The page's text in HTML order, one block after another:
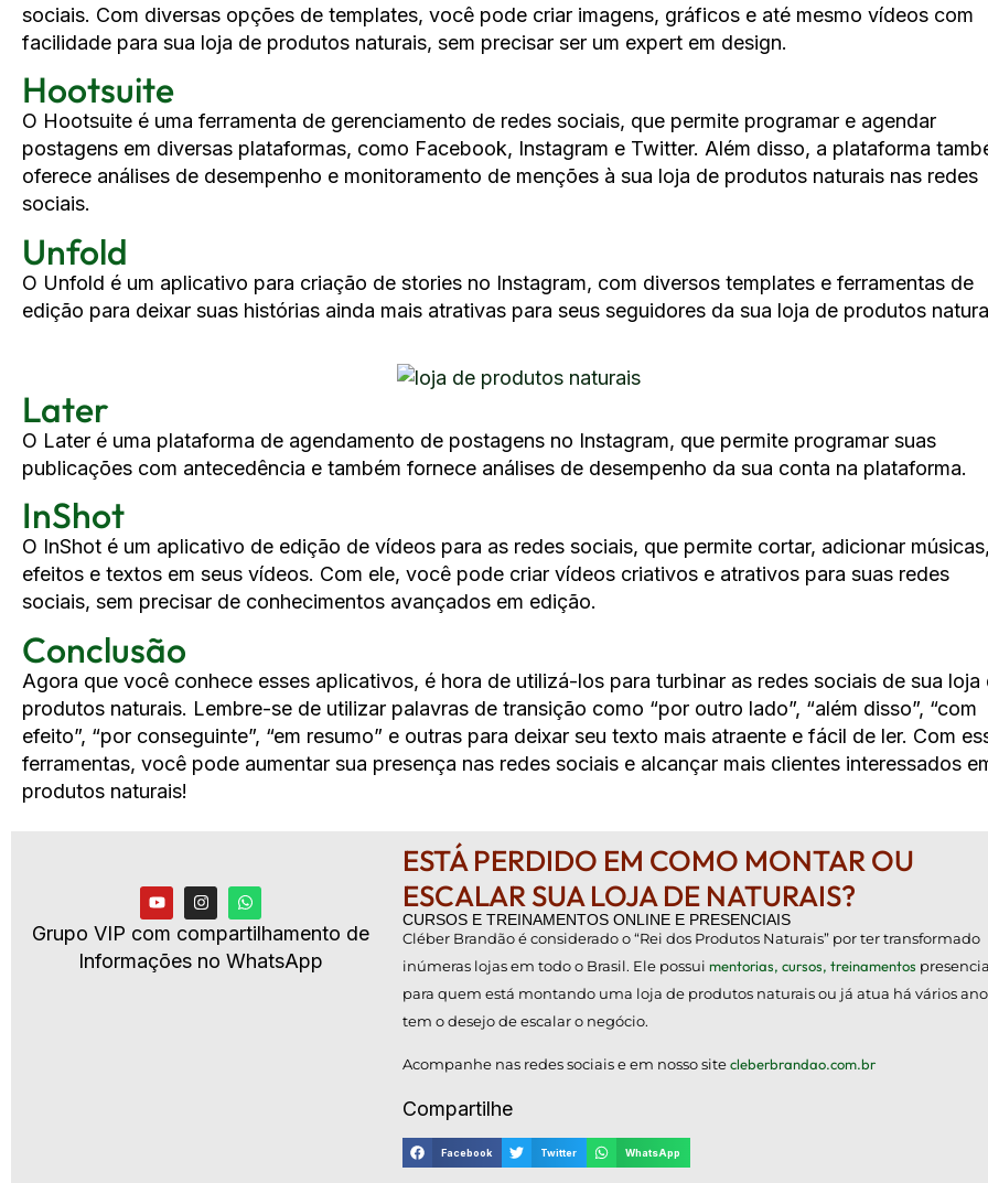
sociais. Com diversas opções de templates, você pode criar imagens, gráficos e até mesmo vídeos com
facilidade para sua loja de produtos naturais, sem precisar ser um expert em design.
Hootsuite
O Hootsuite é uma ferramenta de gerenciamento de redes sociais, que permite programar e agendar
postagens em diversas plataformas, como Facebook, Instagram e Twitter. Além disso, a plataforma
oferece análises de desempenho e monitoramento de menções à sua loja de produtos naturais nas redes
sociais.
Unfold
O Unfold é um aplicativo para criação de stories no Instagram, com diversos templates e ferramentas de
edição para deixar suas histórias ainda mais atrativas para seus seguidores da sua loja de produtos
Later
O Later é uma plataforma de agendamento de postagens no Instagram, que permite programar suas
publicações com antecedência e também fornece análises de desempenho da sua conta na plataforma.
InShot
O InShot é um aplicativo de edição de vídeos para as redes sociais, que permite cortar, adicionar músicas,
efeitos e textos em seus vídeos. Com ele, você pode criar vídeos criativos e atrativos para suas redes
sociais, sem precisar de conhecimentos avançados em edição.
Conclusão
Agora que você conhece esses aplicativos, é hora de utilizá-los para turbinar as redes sociais de sua loja
produtos naturais. Lembre-se de utilizar palavras de transição como “por outro lado”, “além disso”, “com
efeito”, “por conseguinte”, “em resumo” e outras para deixar seu texto mais atraente e fácil de ler. Com
ferramentas, você pode aumentar sua presença nas redes sociais e alcançar mais clientes interessados
produtos naturais!
Grupo VIP com compartilhamento de
Informações no WhatsApp
ESTÁ PERDIDO EM COMO MONTAR OU
ESCALAR SUA LOJA DE NATURAIS?
CURSOS E TREINAMENTOS ONLINE E PRESENCIAIS
Cléber Brandão é considerado o “Rei dos Produtos Naturais” por ter transformado
inúmeras lojas em todo o Brasil. Ele possui mentorias, cursos, treinamentos
para quem está montando uma loja de produtos naturais ou já atua há vários
tem o desejo de escalar o negócio.
Acompanhe nas redes sociais e em nosso sitecleberbrandao.com.br
Compartilhe
Facebook Twitter WhatsApp